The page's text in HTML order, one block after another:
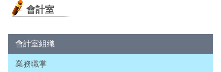
會計室
會計室組織
業務職掌